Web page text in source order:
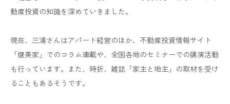
動産投資の知識を深めていきました。
現在、三浦さんはアパート経営のほか、不動産投資情報サイト
「健美家」でのコラム連載や、全国各地のセミナーでの講演活動
も行っています。また、時折、雑誌「家主と地主」の取材を受け
ることもあるそうです。